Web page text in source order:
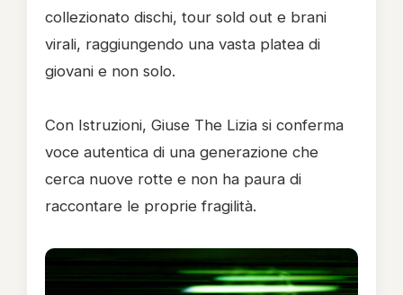
collezionato dischi, tour sold out e brani
virali, raggiungendo una vasta platea di
giovani e non solo.
Con Istruzioni, Giuse The Lizia si conferma
voce autentica di una generazione che
cerca nuove rotte e non ha paura di
raccontare le proprie fragilità.